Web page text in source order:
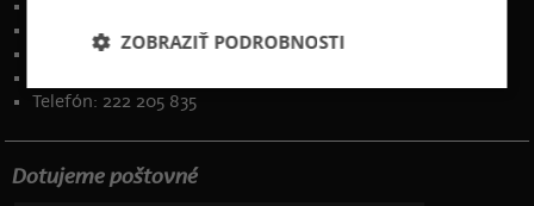
Naše desatoro
Osobné údaje
Telefón: 222 205 835
Dotujeme poštovné
ZOBRAZIŤ PODROBNOSTI